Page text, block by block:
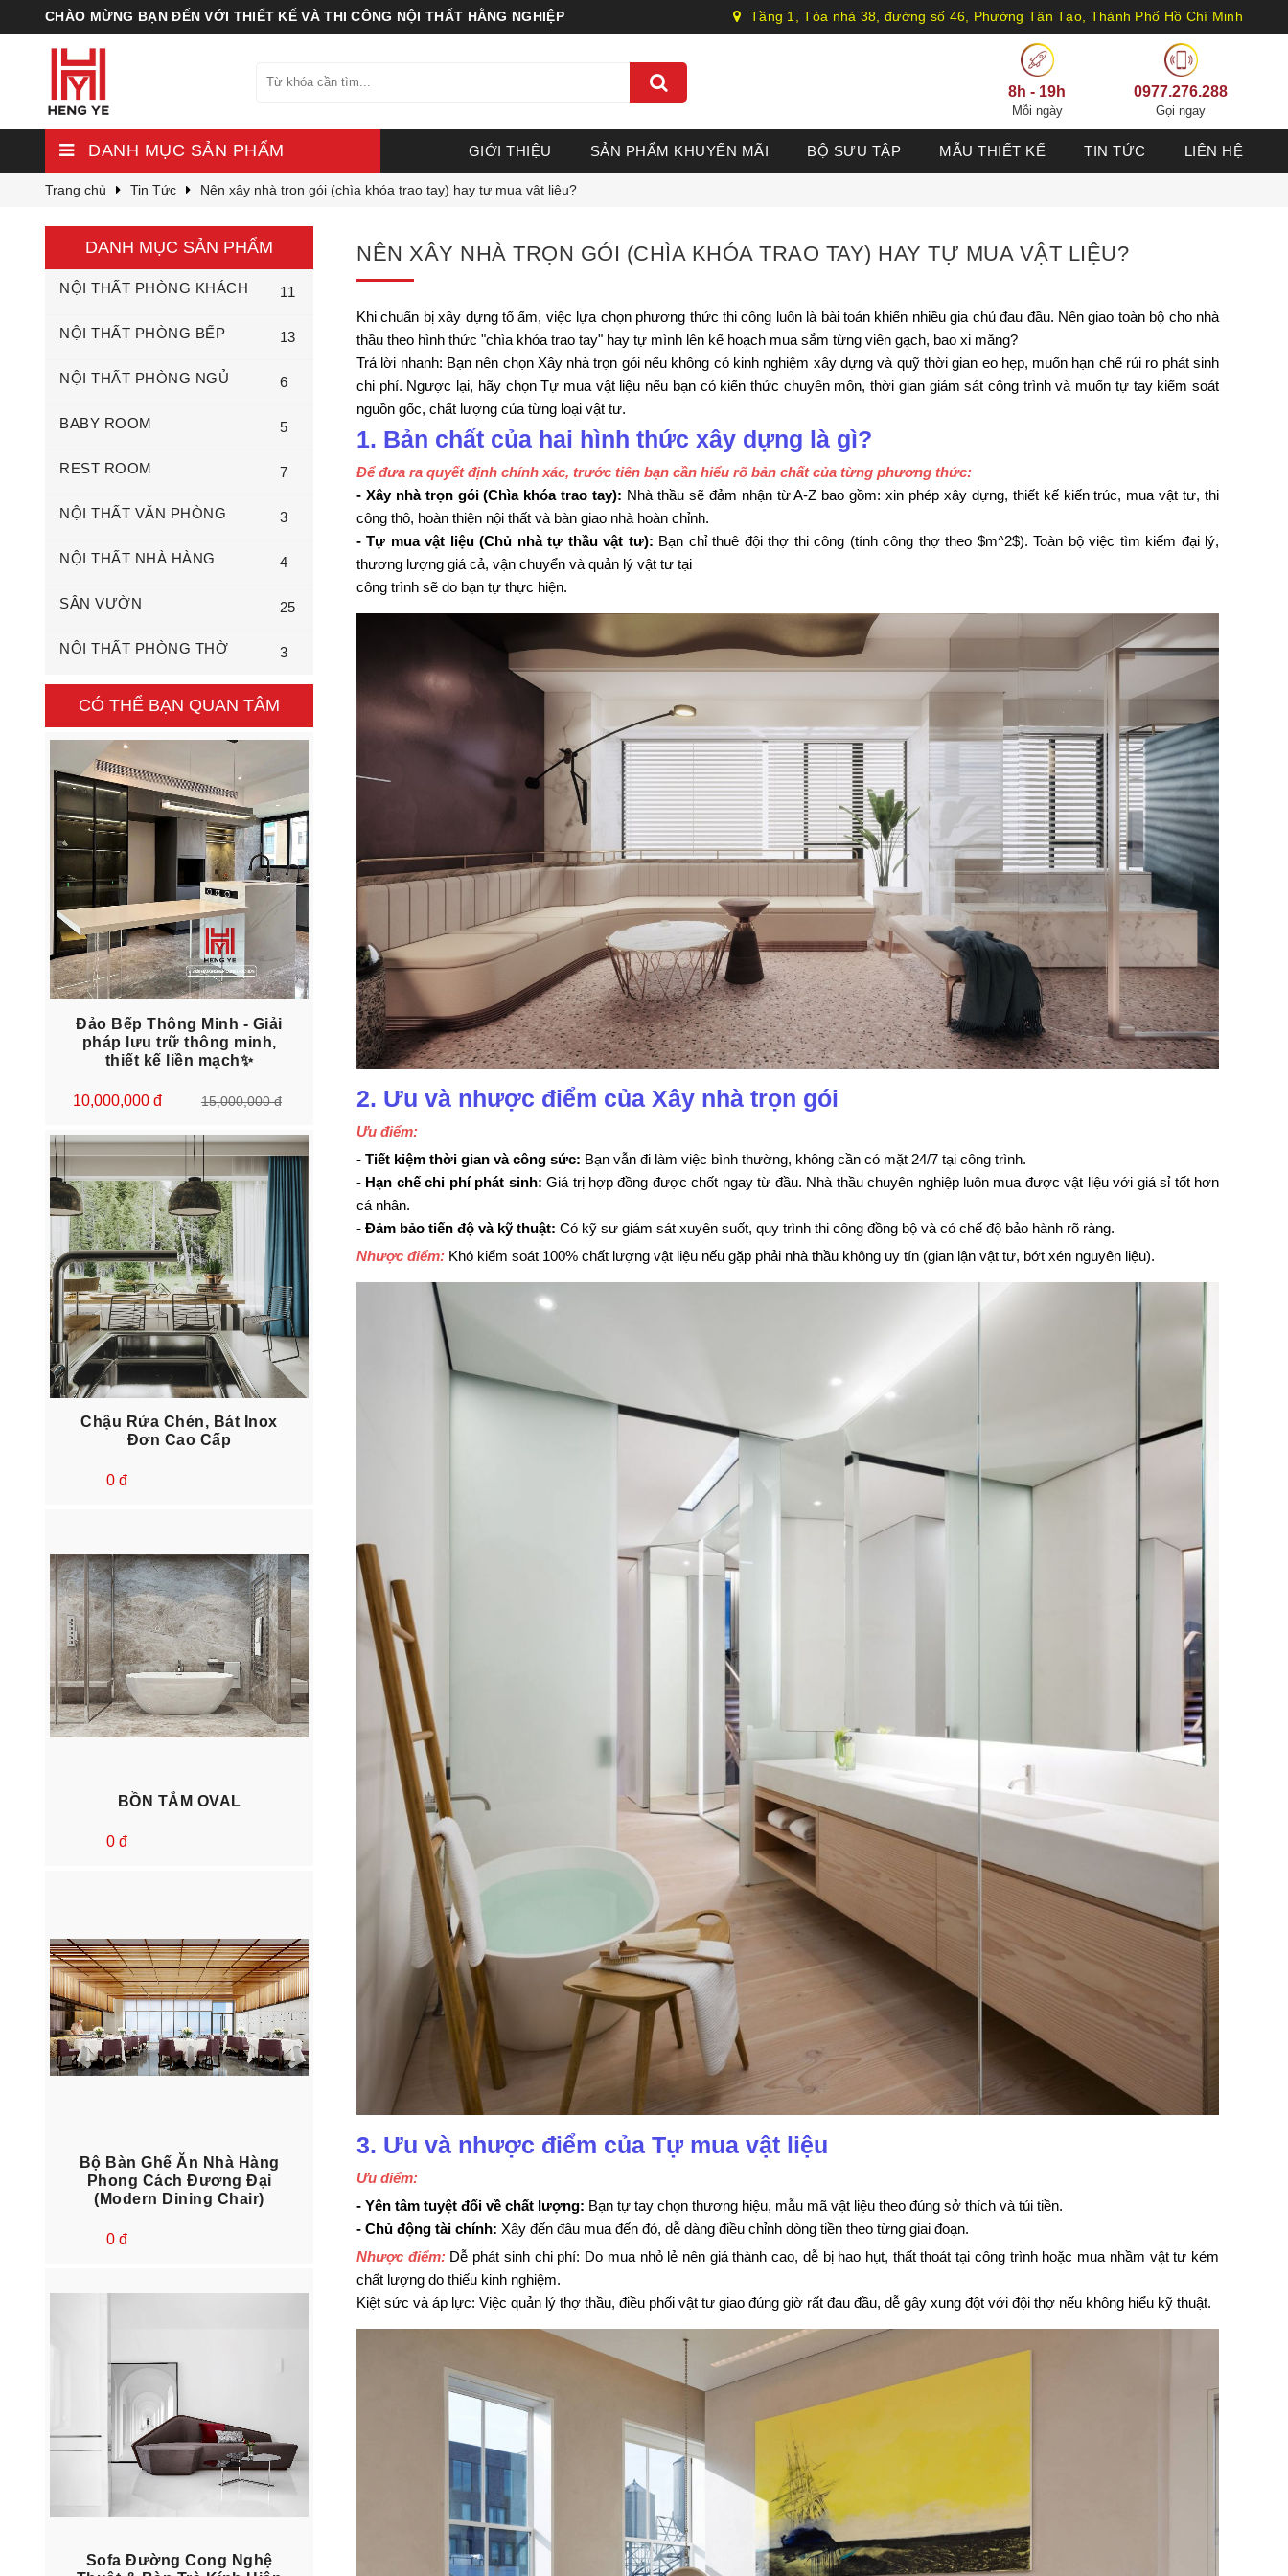
CHÀO MỪNG BẠN ĐẾN VỚI THIẾT KẾ VÀ THI CÔNG NỘI THẤT HẰNG NGHIỆP Tầng 1, Tòa nhà 38, đường số 46, Phường Tân Tạo, Thành Phố Hồ Chí Minh
8h - 19h
Mỗi ngày
0977.276.288
Gọi ngay
DANH MỤC SẢN PHẨM GIỚI THIỆU SẢN PHẨM KHUYẾN MÃI BỘ SƯU TẬP MẪU THIẾT KẾ TIN TỨC LIÊN HỆ
Trang chủ Tin Tức Nên xây nhà trọn gói (chìa khóa trao tay) hay tự mua vật liệu?
DANH MỤC SẢN PHẨM
NỘI THẤT PHÒNG KHÁCH 11
NỘI THẤT PHÒNG BẾP 13
NỘI THẤT PHÒNG NGỦ 6
BABY ROOM 5
REST ROOM 7
NỘI THẤT VĂN PHÒNG 3
NỘI THẤT NHÀ HÀNG 4
SÂN VƯỜN 25
NỘI THẤT PHÒNG THỜ 3
CÓ THỂ BẠN QUAN TÂM
Đảo Bếp Thông Minh - Giải
pháp lưu trữ thông minh,
thiết kế liền mạch✨
10,000,000 đ 15,000,000 đ
Chậu Rửa Chén, Bát Inox
Đơn Cao Cấp
0 đ
BỒN TẮM OVAL
0 đ
Bộ Bàn Ghế Ăn Nhà Hàng
Phong Cách Đương Đại
(Modern Dining Chair)
0 đ
Sofa Đường Cong Nghệ
NÊN XÂY NHÀ TRỌN GÓI (CHÌA KHÓA TRAO TAY) HAY TỰ MUA VẬT LIỆU?
Khi chuẩn bị xây dựng tổ ấm, việc lựa chọn phương thức thi công luôn là bài toán khiến nhiều gia chủ đau đầu. Nên giao toàn bộ cho nhà
thầu theo hình thức "chìa khóa trao tay" hay tự mình lên kế hoạch mua sắm từng viên gạch, bao xi măng?
Trả lời nhanh: Bạn nên chọn Xây nhà trọn gói nếu không có kinh nghiệm xây dựng và quỹ thời gian eo hẹp, muốn hạn chế rủi ro phát sinh
chi phí. Ngược lại, hãy chọn Tự mua vật liệu nếu bạn có kiến thức chuyên môn, thời gian giám sát công trình và muốn tự tay kiểm soát
nguồn gốc, chất lượng của từng loại vật tư.
1. Bản chất của hai hình thức xây dựng là gì?
Để đưa ra quyết định chính xác, trước tiên bạn cần hiểu rõ bản chất của từng phương thức:
- Xây nhà trọn gói (Chìa khóa trao tay): Nhà thầu sẽ đảm nhận từ A-Z bao gồm: xin phép xây dựng, thiết kế kiến trúc, mua vật tư, thi
công thô, hoàn thiện nội thất và bàn giao nhà hoàn chỉnh.
- Tự mua vật liệu (Chủ nhà tự thầu vật tư): Bạn chỉ thuê đội thợ thi công (tính công thợ theo $m^2$). Toàn bộ việc tìm kiếm đại lý,
thương lượng giá cả, vận chuyển và quản lý vật tư tại
công trình sẽ do bạn tự thực hiện.
2. Ưu và nhược điểm của Xây nhà trọn gói
Ưu điểm:
- Tiết kiệm thời gian và công sức: Bạn vẫn đi làm việc bình thường, không cần có mặt 24/7 tại công trình.
- Hạn chế chi phí phát sinh:Giá trị hợp đồng được chốt ngay từ đầu. Nhà thầu chuyên nghiệp luôn mua được vật liệu với giá sỉ tốt hơn
cá nhân.
- Đảm bảo tiến độ và kỹ thuật: Có kỹ sư giám sát xuyên suốt, quy trình thi công đồng bộ và có chế độ bảo hành rõ ràng.
Nhược điểm: Khó kiểm soát 100% chất lượng vật liệu nếu gặp phải nhà thầu không uy tín (gian lận vật tư, bớt xén nguyên liệu).
3. Ưu và nhược điểm của Tự mua vật liệu
Ưu điểm:
- Yên tâm tuyệt đối về chất lượng: Bạn tự tay chọn thương hiệu, mẫu mã vật liệu theo đúng sở thích và túi tiền.
- Chủ động tài chính: Xây đến đâu mua đến đó, dễ dàng điều chỉnh dòng tiền theo từng giai đoạn.
Nhược điểm: Dễ phát sinh chi phí: Do mua nhỏ lẻ nên giá thành cao, dễ bị hao hụt, thất thoát tại công trình hoặc mua nhầm vật tư kém
chất lượng do thiếu kinh nghiệm.
Kiệt sức và áp lực: Việc quản lý thợ thầu, điều phối vật tư giao đúng giờ rất đau đầu, dễ gây xung đột với đội thợ nếu không hiểu kỹ thuật.